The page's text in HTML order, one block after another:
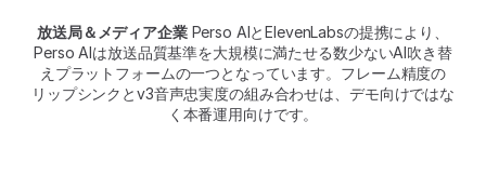
放送局＆メディア企業 Perso AIとElevenLabsの提携により、
Perso AIは放送品質基準を大規模に満たせる数少ないAI吹き替
えプラットフォームの一つとなっています。フレーム精度の
リップシンクとv3音声忠実度の組み合わせは、デモ向けではな
く本番運用向けです。